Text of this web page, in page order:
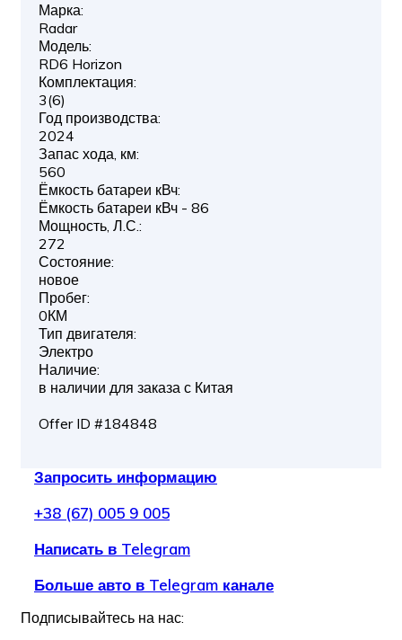
Марка:
Radar
Модель:
RD6 Horizon
Комплектация:
3(6)
Год производства:
2024
Запас хода, км:
560
Ёмкость батареи кВч:
Ёмкость батареи кВч - 86
Мощность, Л.С.:
272
Состояние:
новое
Пробег:
0КМ
Тип двигателя:
Электро
Наличие:
в наличии для заказа с Китая
Offer ID #184848
Запросить информацию
+38 (67) 005 9 005
Написать в Telegram
Больше авто в Telegram канале
Подписывайтесь на нас: